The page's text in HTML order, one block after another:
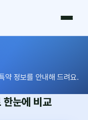
약 정보를 안내해 드려요.
한눈에 비교